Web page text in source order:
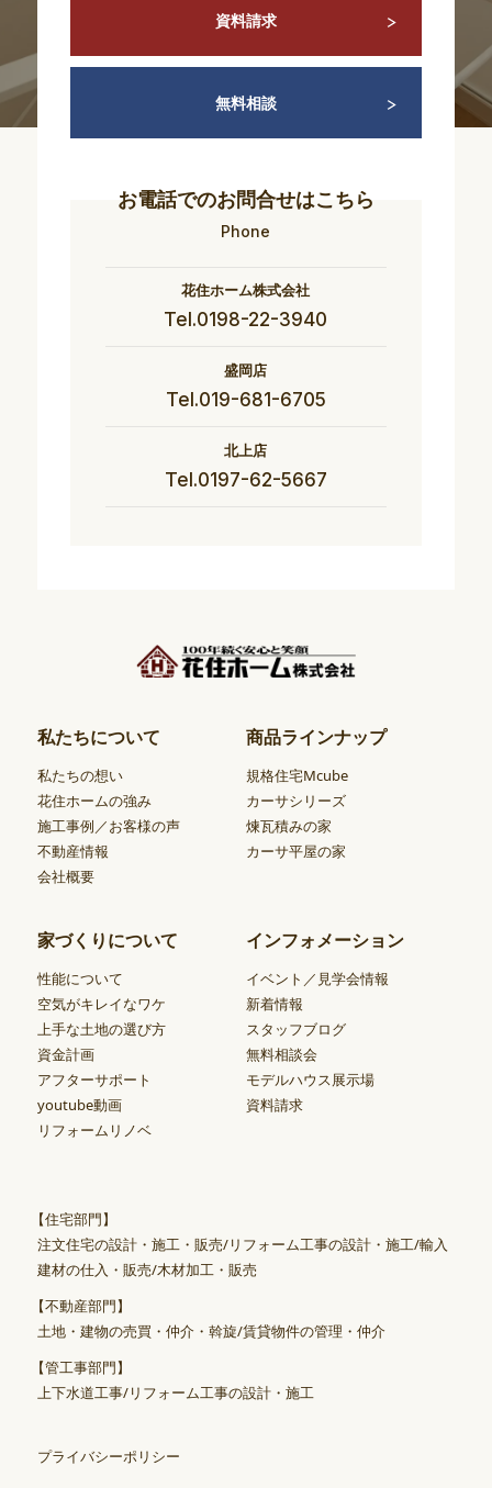
資料請求
無料相談
お電話でのお問合せはこちら
Phone
花住ホーム株式会社
Tel.0198-22-3940
盛岡店
Tel.019-681-6705
北上店
Tel.0197-62-5667
私たちについて
私たちの想い
花住ホームの強み
施工事例／お客様の声
不動産情報
会社概要
商品ラインナップ
規格住宅Mcube
カーサシリーズ
煉瓦積みの家
カーサ平屋の家
家づくりについて
性能について
空気がキレイなワケ
上手な土地の選び方
資金計画
アフターサポート
youtube動画
リフォームリノベ
インフォメーション
イベント／見学会情報
新着情報
スタッフブログ
無料相談会
モデルハウス展示場
資料請求
【住宅部門】
注文住宅の設計・施工・販売/リフォーム工事の設計・施工/輸入
建材の仕入・販売/木材加工・販売
【不動産部門】
土地・建物の売買・仲介・斡旋/賃貸物件の管理・仲介
【管工事部門】
上下水道工事/リフォーム工事の設計・施工
プライバシーポリシー